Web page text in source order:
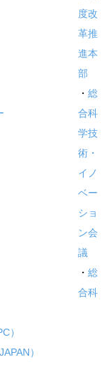
度改
革推
進本
部
・ 総
合科
学技
術・
イノ
ベー
ショ
ン会
議
・ 総
合科
）
）